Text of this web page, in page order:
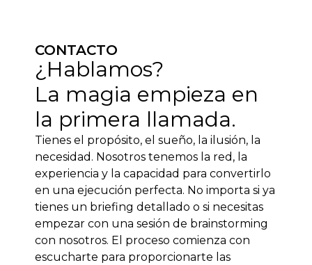
CONTACTO
¿Hablamos?
La magia empieza en
la primera llamada.
Tienes el propósito, el sueño, la ilusión, la
necesidad. Nosotros tenemos la red, la
experiencia y la capacidad para convertirlo
en una ejecución perfecta. No importa si ya
tienes un briefing detallado o si necesitas
empezar con una sesión de brainstorming
con nosotros. El proceso comienza con
escucharte para proporcionarte las